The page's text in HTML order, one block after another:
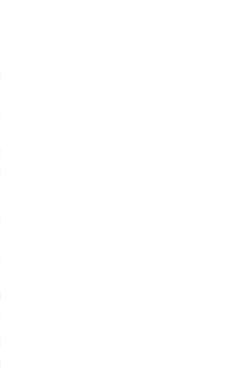
CLS e garantire la compliance al
all’account
di garantire la
del proprio nome utente e
non deve condividere queste
altri e si impegna a riportare
qualsiasi utilizzo non autorizzato.
di qualsiasi attività che si
e utilizzare determinati
essere necessario scaricare e
Software su un Dispositivo.
clausola 3 - “Termini di Licenza
CLS per i termini e le condizioni
di tale Software.
di alcuni Servizi.
a termini e condizioni